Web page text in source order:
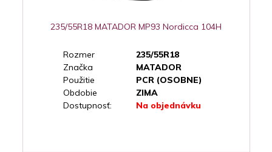
235/55R18 MATADOR MP93 Nordicca 104H
Rozmer
235/55R18
Značka
MATADOR
Použitie
PCR (OSOBNE)
Obdobie
ZIMA
Dostupnosť:
Na objednávku